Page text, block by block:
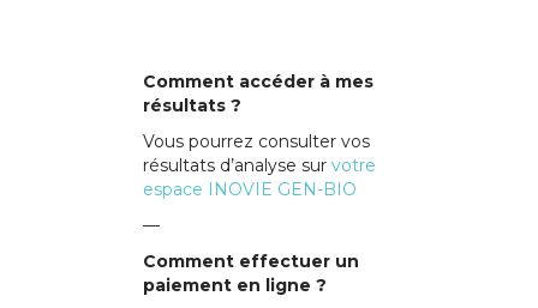
Comment accéder à mes
résultats ?
Vous pourrez consulter vos
résultats d’analyse sur votre
espace INOVIE GEN-BIO
—
Comment effectuer un
paiement en ligne ?